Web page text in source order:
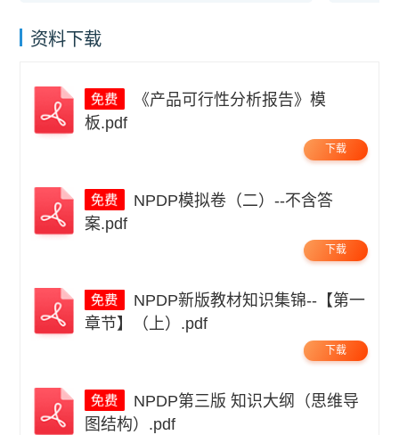
资料下载
板.pdf
下载
案.pdf
下载
章节】（上）.pdf
下载
图结构）.pdf